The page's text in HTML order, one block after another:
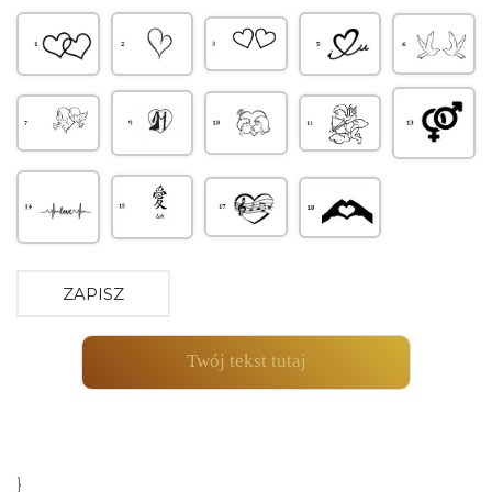
ZAPISZ
Twój tekst tutaj
}